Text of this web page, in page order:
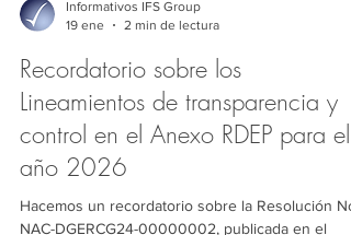
19 ene
2 min de lectura
Recordatorio sobre los
Lineamientos de transparencia y
control en el Anexo RDEP para el
año 2026